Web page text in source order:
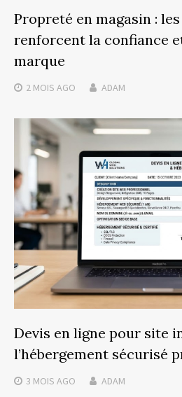
Propreté en magasin :
renforcent la confiance
marque
2 MOIS AGO ADAM
Devis en ligne pour site
l’hébergement sécurisé
3 MOIS AGO ADAM